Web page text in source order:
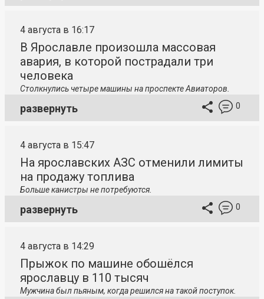
4 августа в 16:17
В Ярославле произошла массовая
авария, в которой пострадали три
человека
Столкнулись четыре машины на проспекте Авиаторов.
развернуть 0
4 августа в 15:47
На ярославских АЗС отменили лимиты
на продажу топлива
Больше канистры не потребуются.
развернуть 0
4 августа в 14:29
Прыжок по машине обошёлся
ярославцу в 110 тысяч
Мужчина был пьяным, когда решился на такой поступок.